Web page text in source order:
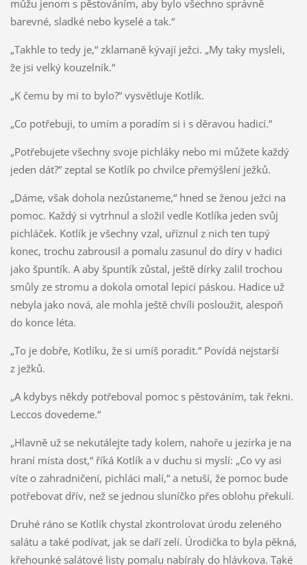
můžu jenom s pěstováním, aby bylo všechno správně
barevné, sladké nebo kyselé a tak.“
„Takhle to tedy je,“ zklamaně kývají ježci. „My taky mysleli,
že jsi velký kouzelník.“
„K čemu by mi to bylo?“ vysvětluje Kotlík.
„Co potřebuji, to umím a poradím si i s děravou hadicí.“
„Potřebujete všechny svoje pichláky nebo mi můžete každý
jeden dát?“ zeptal se Kotlík po chvilce přemýšlení ježků.
„Dáme, však dohola nezůstaneme,“ hned se ženou ježci na
pomoc. Každý si vytrhnul a složil vedle Kotlíka jeden svůj
pichláček. Kotlík je všechny vzal, uříznul z nich ten tupý
konec, trochu zabrousil a pomalu zasunul do díry v hadici
jako špuntík. A aby špuntík zůstal, ještě dírky zalil trochou
smůly ze stromu a dokola omotal lepicí páskou. Hadice už
nebyla jako nová, ale mohla ještě chvíli posloužit, alespoň
do konce léta.
„To je dobře, Kotlíku, že si umíš poradit.“ Povídá nejstarší
z ježků.
„A kdybys někdy potřeboval pomoc s pěstováním, tak řekni.
Leccos dovedeme.“
„Hlavně už se nekutálejte tady kolem, nahoře u jezírka je na
hraní místa dost,“ říká Kotlík a v duchu si myslí: „Co vy asi
víte o zahradničení, pichláci malí,“ a netuší, že pomoc bude
potřebovat dřív, než se jednou sluníčko přes oblohu překulí.
Druhé ráno se Kotlík chystal zkontrolovat úrodu zeleného
salátu a také podívat, jak se daří zelí. Úrodička to byla pěkná,
křehounké salátové listy pomalu nabíraly do hlávkova. Také